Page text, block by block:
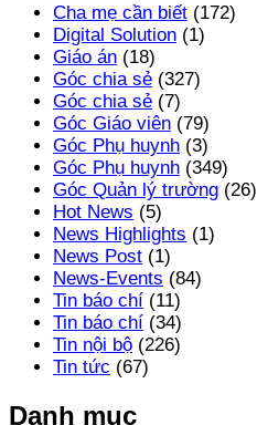
Cha mẹ cần biết (172)
Digital Solution (1)
Giáo án (18)
Góc chia sẻ (327)
Góc chia sẻ (7)
Góc Giáo viên (79)
Góc Phụ huynh (3)
Góc Phụ huynh (349)
Góc Quản lý trường (26)
Hot News (5)
News Highlights (1)
News Post (1)
News-Events (84)
Tin báo chí (11)
Tin báo chí (34)
Tin nội bộ (226)
Tin tức (67)
Danh mục